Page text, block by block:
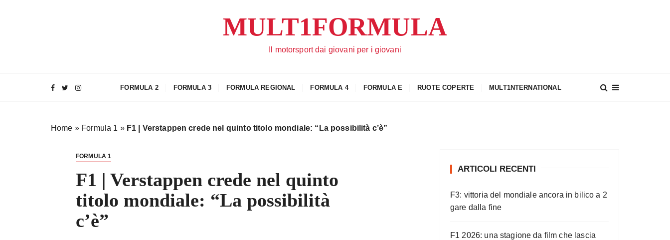
MULT1FORMULA
Il motorsport dai giovani per i giovani
FORMULA 2 FORMULA 3 FORMULA REGIONAL FORMULA 4 FORMULA E RUOTE COPERTE MULT1NTERNATIONAL
Home » Formula 1 » F1 | Verstappen crede nel quinto titolo mondiale: “La possibilità c’è”
FORMULA 1
F1 | Verstappen crede nel quinto
titolo mondiale: “La possibilità
c’è”
ARTICOLI RECENTI
F3: vittoria del mondiale ancora in bilico a 2
gare dalla fine
F1 2026: una stagione da film che lascia